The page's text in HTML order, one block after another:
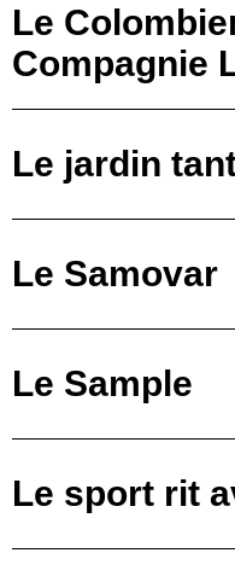
Le
Compagnie
Le jardin
Le Samovar
Le Sample
Le sport rit